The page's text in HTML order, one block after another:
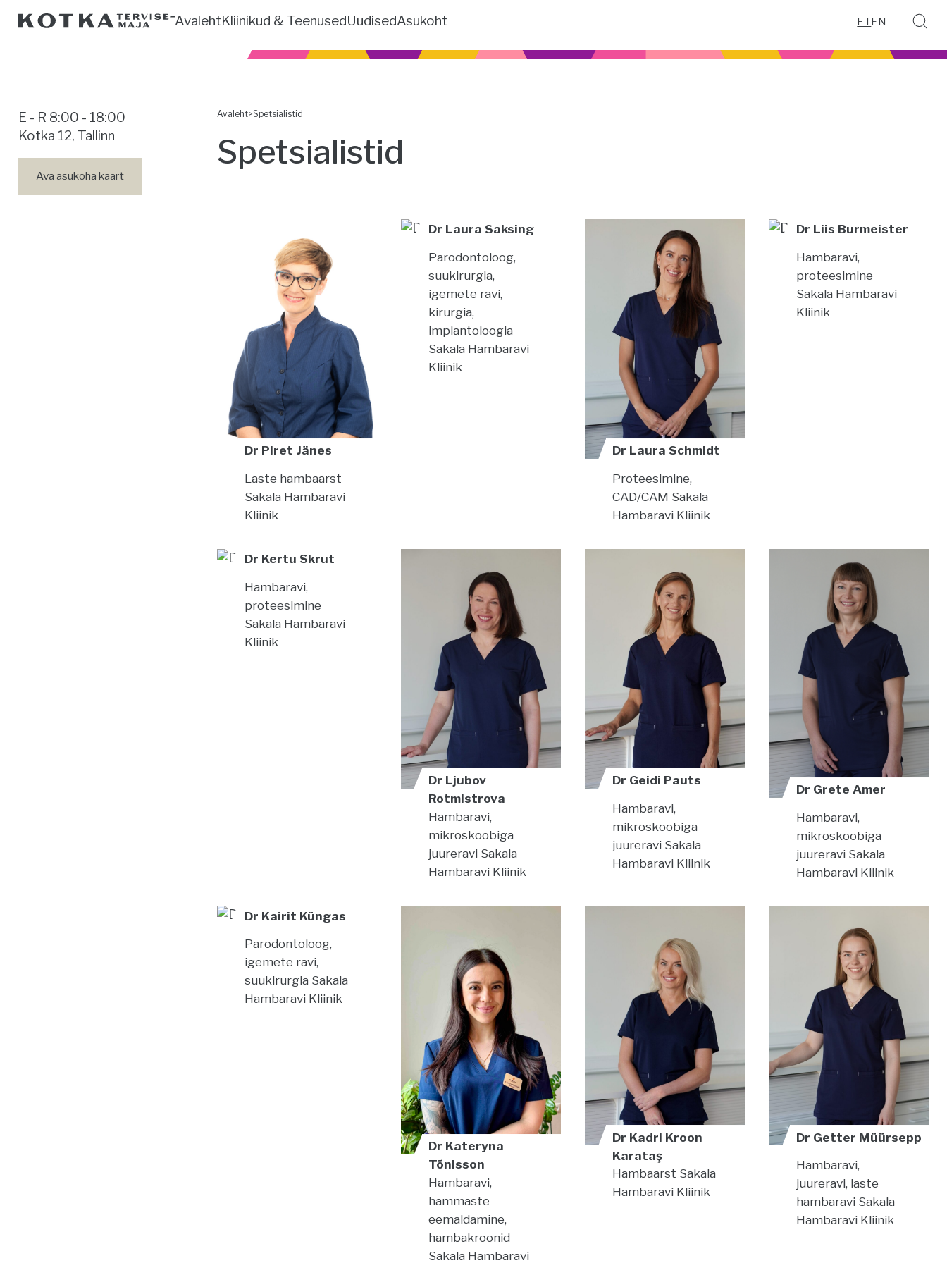
ETEN
AvalehtKliinikud & TeenusedUudisedAsukoht
E - R 8:00 - 18:00
Kotka 12, Tallinn
Ava asukoha kaart
Avaleht>Spetsialistid
Spetsialistid
Dr Piret Jänes
Laste hambaarst
Sakala Hambaravi
Kliinik
Dr Laura Saksing
Parodontoloog,
suukirurgia,
igemete ravi,
kirurgia,
implantoloogia
Sakala Hambaravi
Kliinik
Dr Laura Schmidt
Proteesimine,
CAD/CAM Sakala
Hambaravi Kliinik
Dr Liis Burmeister
Hambaravi,
proteesimine
Sakala Hambaravi
Kliinik
Dr Kertu Skrut
Hambaravi,
proteesimine
Sakala Hambaravi
Kliinik
Dr Ljubov
Rotmistrova
Hambaravi,
mikroskoobiga
juureravi Sakala
Hambaravi Kliinik
Dr Geidi Pauts
Hambaravi,
mikroskoobiga
juureravi Sakala
Hambaravi Kliinik
Dr Grete Amer
Hambaravi,
mikroskoobiga
juureravi Sakala
Hambaravi Kliinik
Dr Kairit Küngas
Parodontoloog,
igemete ravi,
suukirurgia Sakala
Hambaravi Kliinik
Dr Kateryna
Tõnisson
Hambaravi,
hammaste
eemaldamine,
hambakroonid
Sakala Hambaravi
Dr Kadri Kroon
Karataş
Hambaarst Sakala
Hambaravi Kliinik
Dr Getter Müürsepp
Hambaravi,
juureravi, laste
hambaravi Sakala
Hambaravi Kliinik